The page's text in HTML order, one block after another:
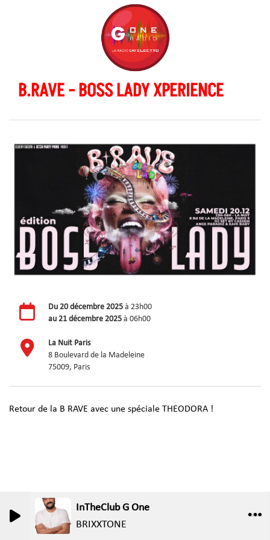
InTheClub G One
BRIXXTONE
B.RAVE - BOSS LADY XPERIENCE
0
Du 20 décembre 2025 à 23h00
au 21 décembre 2025 à 06h00
La Nuit Paris
8 Boulevard de la Madeleine
75009, Paris
Retour de la B RAVE avec une spéciale THEODORA !